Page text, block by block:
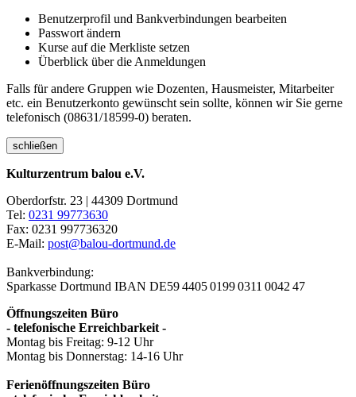
Benutzerprofil und Bankverbindungen bearbeiten
Passwort ändern
Kurse auf die Merkliste setzen
Überblick über die Anmeldungen
Falls für andere Gruppen wie Dozenten, Hausmeister, Mitarbeiter
etc. ein Benutzerkonto gewünscht sein sollte, können wir Sie gerne
telefonisch (08631/18599-0) beraten.
schließen
Kulturzentrum balou e.V.
Oberdorfstr. 23 | 44309 Dortmund
Tel: 0231 99773630
Fax: 0231 997736320
E-Mail: post@balou-dortmund.de
Bankverbindung:
Sparkasse Dortmund IBAN DE59 4405 0199 0311 0042 47
Öffnungszeiten Büro
- telefonische Erreichbarkeit -
Montag bis Freitag: 9-12 Uhr
Montag bis Donnerstag: 14-16 Uhr
Ferienöffnungszeiten Büro